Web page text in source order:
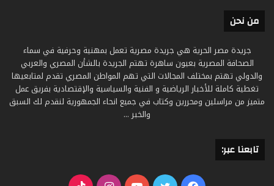
من نحن
جريدة مصر الحرية هي جريدة مصرية تعمل بمهنية وحرفية في سماء
الصحافة المصرية بعيون ساهرة تهتم الجريدة بالشأن المصري والعربي
والدولي تهتم بمختلف المجالات التي تهم المواطن المصري تقدم لمتابعيها
تغطية كاملة للأخبار الرياضية و الفنية والسياسية والإقتصادية بفريق عمل
متميز من مراسلين ومحررين وكتاب في جميع انحاء الجمهورية لنقدم لك السبق
والخبر ...
تابعنا عبر: